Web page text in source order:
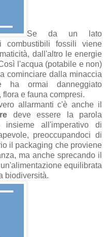
Se da un lato
combustibili fossili viene
dall'altro le energie
l'acqua (potabile e non)
cominciare dalla minaccia
ha ormai danneggiato
e fauna compresi.
allarmanti c'è anche il
deve essere la parola
all'imperativo di
preoccupandoci di
il packaging che proviene
ma anche sprecando il
equilibrata
biodiversità.